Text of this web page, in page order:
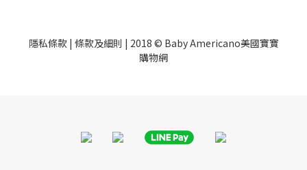
隱私條款| 條款及細則 | 2018 © Baby Americano美國寶寶
購物網